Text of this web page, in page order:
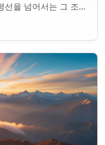
선을 넘어서는 그 조용